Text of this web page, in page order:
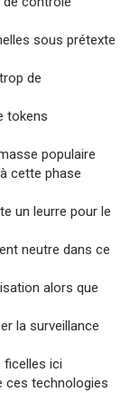
sous prétexte
de
tokens
populaire
cette phase
un leurre pour le
neutre dans ce
alors que
la surveillance
ficelles ici
ces technologies